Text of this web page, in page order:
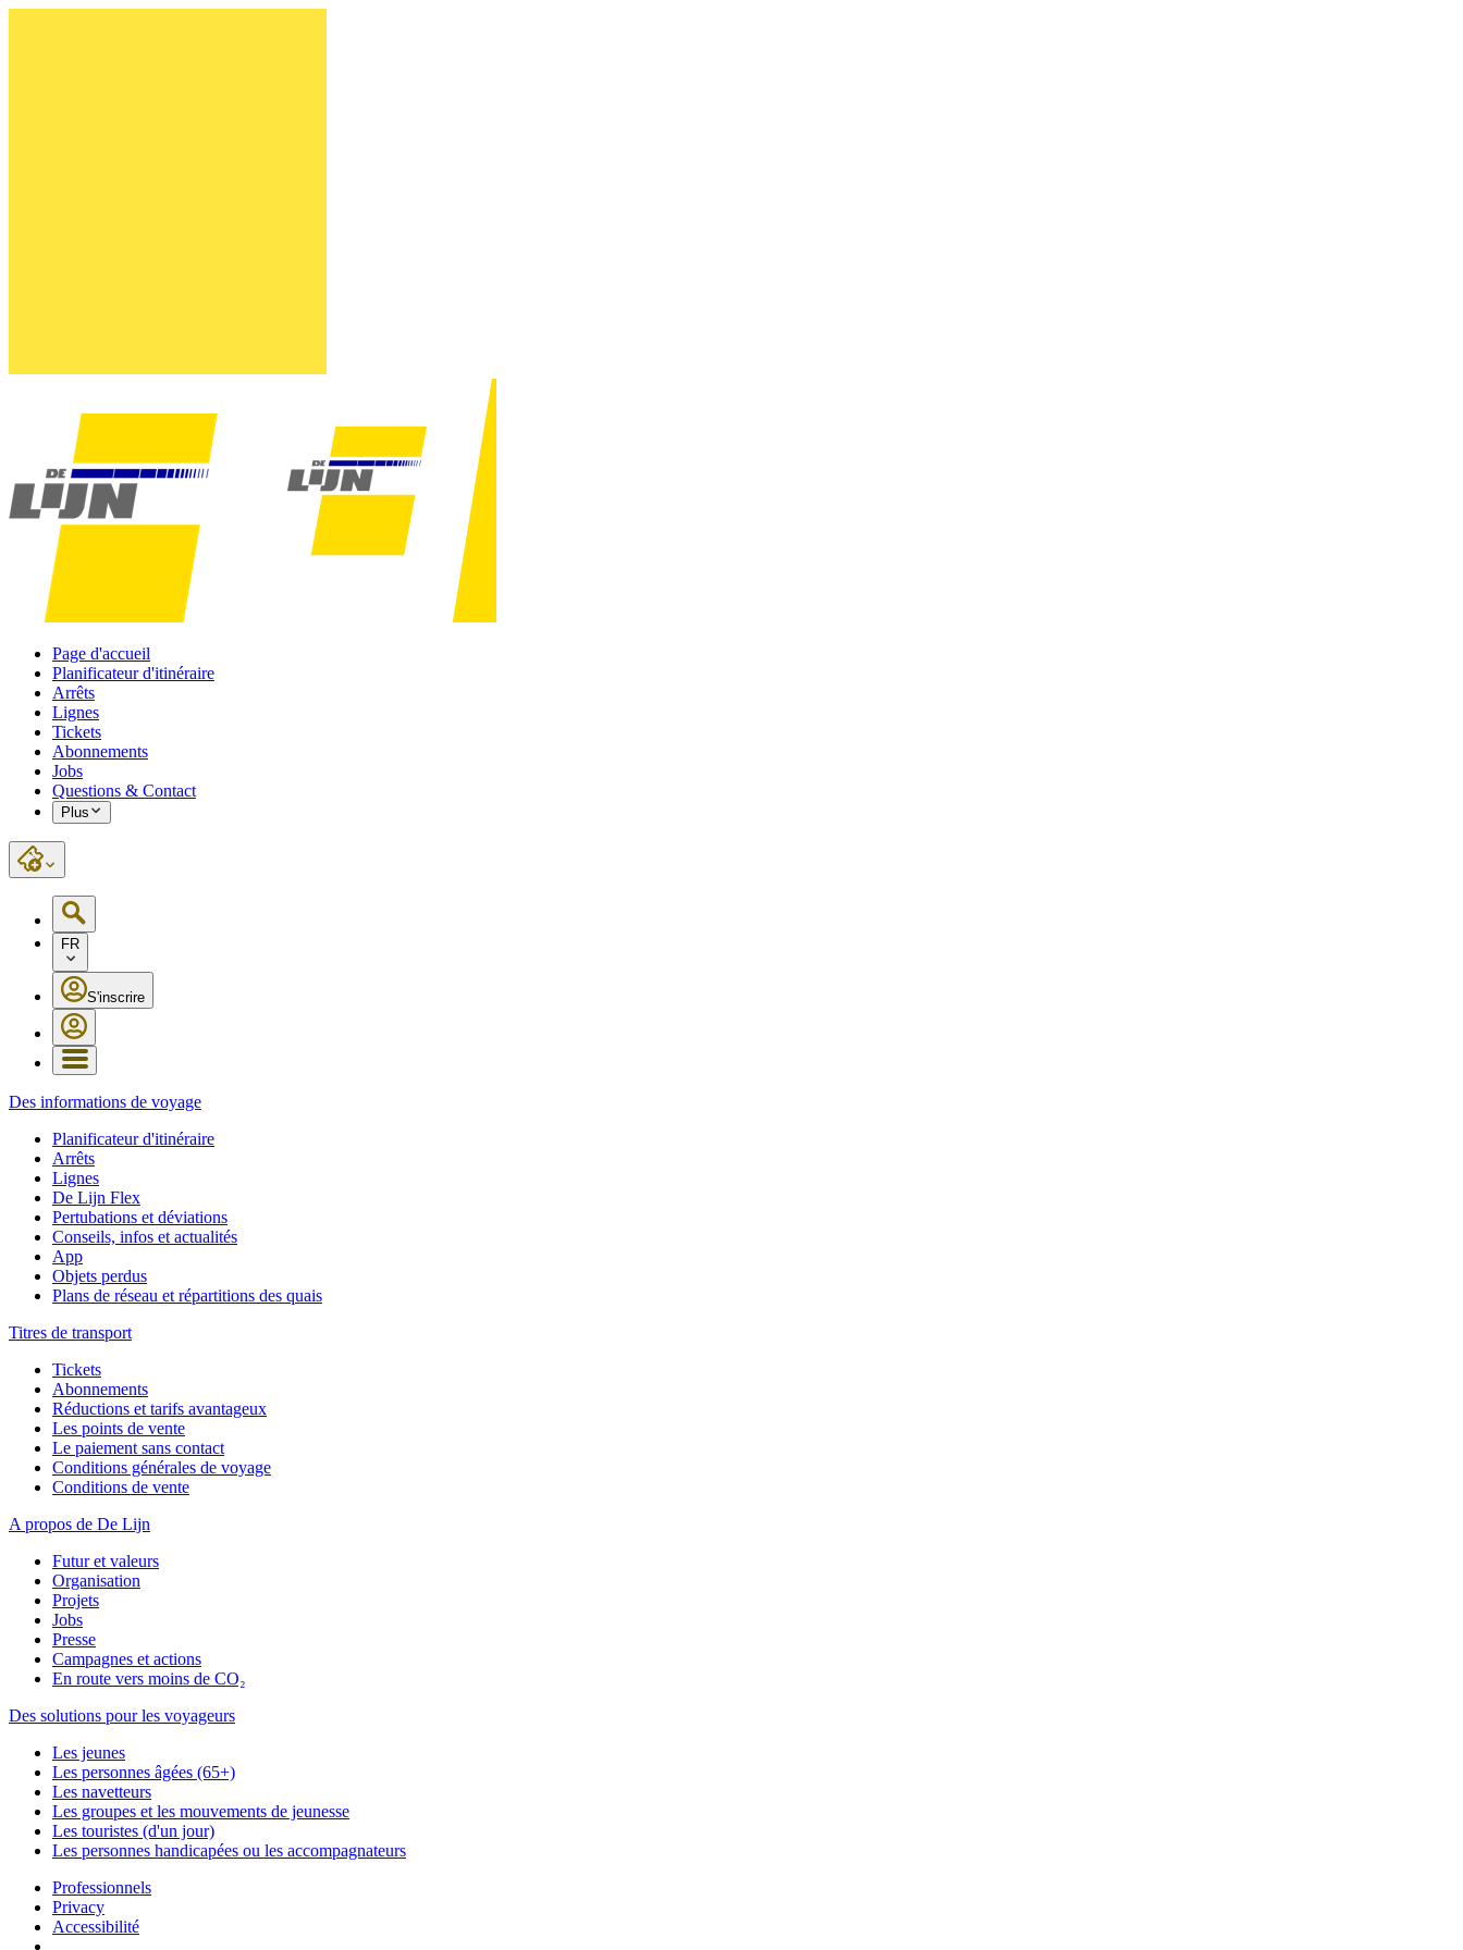
Page d'accueil
Planificateur d'itinéraire
Arrêts
Lignes
Tickets
Abonnements
Jobs
Questions & Contact
Plus
FR
S'inscrire
Des informations de voyage
Planificateur d'itinéraire
Arrêts
Lignes
De Lijn Flex
Pertubations et déviations
Conseils, infos et actualités
App
Objets perdus
Plans de réseau et répartitions des quais
Titres de transport
Tickets
Abonnements
Réductions et tarifs avantageux
Les points de vente
Le paiement sans contact
Conditions générales de voyage
Conditions de vente
A propos de De Lijn
Futur et valeurs
Organisation
Projets
Jobs
Presse
Campagnes et actions
En route vers moins de CO₂
Des solutions pour les voyageurs
Les jeunes
Les personnes âgées (65+)
Les navetteurs
Les groupes et les mouvements de jeunesse
Les touristes (d'un jour)
Les personnes handicapées ou les accompagnateurs
Professionnels
Privacy
Accessibilité